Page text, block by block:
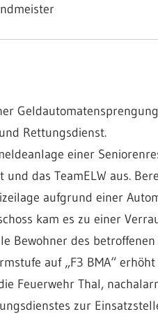
Rettungsdienst.
einer
das TeamELW aus.
aufgrund einer
kam es zu einer
Bewohner des
auf „F3 BMA“
Feuerwehr Thal,
zur